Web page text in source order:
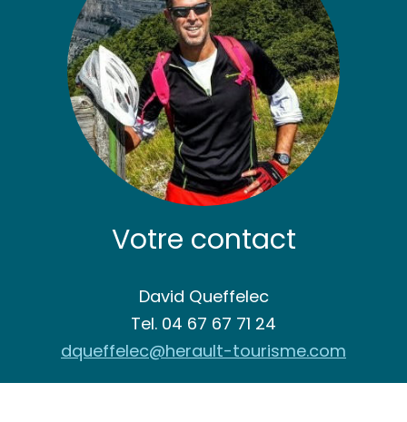
Votre contact
David Queffelec
Tel. 04 67 67 71 24
dqueffelec@herault-tourisme.com